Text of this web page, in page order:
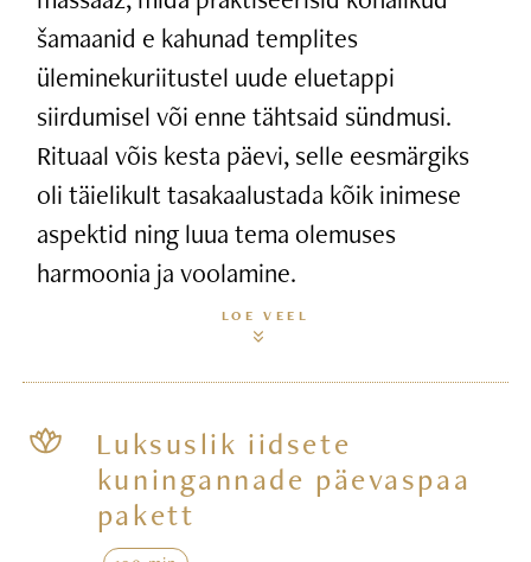
šamaanid e kahunad templites
üleminekuriitustel uude eluetappi
siirdumisel või enne tähtsaid sündmusi.
Rituaal võis kesta päevi, selle eesmärgiks
oli täielikult tasakaalustada kõik inimese
aspektid ning luua tema olemuses
harmoonia ja voolamine.
LOE VEEL
Luksuslik iidsete
kuningannade päevaspaa
pakett